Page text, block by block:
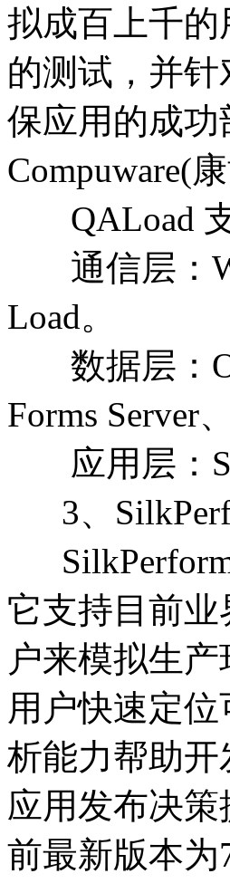
拟成百上千
的测试，并
保应用的成
Compuware(
QALoad 支
通信层：
Load。
数据层：
Forms Server
应用层：
3、
它支持目前
户来模拟生
用户快速定
析能力帮助
应用发布决
前最新版本为